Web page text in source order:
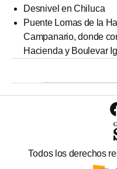
Desnivel en Chiluca
Puente Lomas de la
Campanario, donde
Hacienda y Boulevar
Todos los derechos